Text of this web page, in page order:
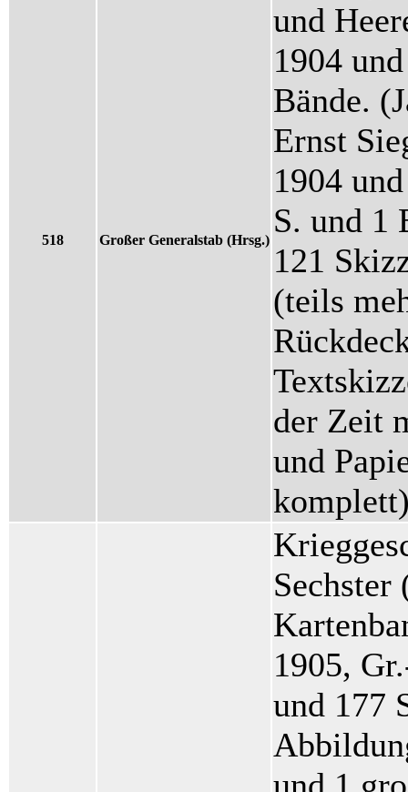
518 Großer Generalstab (Hrsg.)
und
1904
Bände.
Ernst
1904
S. und 1
121
(teils
der Zeit
und
1905,
und 177